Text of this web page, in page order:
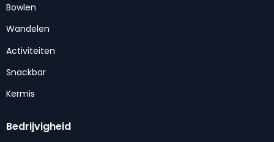
Bowlen
Wandelen
Activiteiten
Snackbar
Kermis
Bedrijvigheid